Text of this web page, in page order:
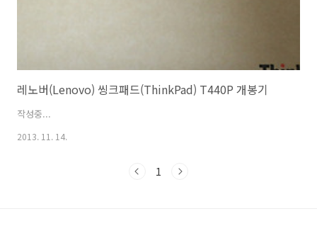
레노버(Lenovo) 씽크패드(ThinkPad) T440P 개봉기
작성중...
2013. 11. 14.
1